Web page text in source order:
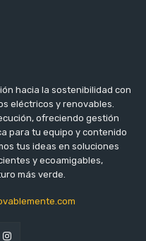
hacia la sostenibilidad con
eléctricos y renovables.
ofreciendo gestión
para tu equipo y contenido
tus ideas en soluciones
y ecoamigables,
más verde.